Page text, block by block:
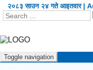
२०८३ साउन २४ गते आइतवार |
Toggle navigation